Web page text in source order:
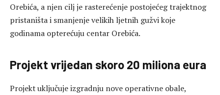
Orebića, a njen cilj je rasterećenje postojećeg trajektnog
pristaništa i smanjenje velikih ljetnih gužvi koje
godinama opterećuju centar Orebića.
Projekt vrijedan skoro 20 miliona eura
Projekt uključuje izgradnju nove operativne obale,